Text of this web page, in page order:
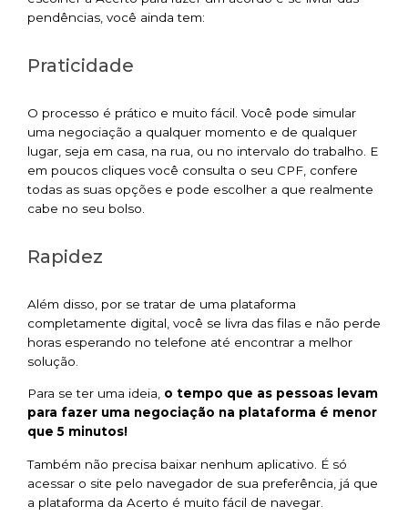
pendências, você ainda tem:
Praticidade
O processo é prático e muito fácil. Você pode simular
uma negociação a qualquer momento e de qualquer
lugar, seja em casa, na rua, ou no intervalo do trabalho. E
em poucos cliques você consulta o seu CPF, confere
todas as suas opções e pode escolher a que realmente
cabe no seu bolso.
Rapidez
Além disso, por se tratar de uma plataforma
completamente digital, você se livra das filas e não perde
horas esperando no telefone até encontrar a melhor
solução.
Para se ter uma ideia, o tempo que as pessoas levam
para fazer uma negociação na plataforma é menor
que 5 minutos!
Também não precisa baixar nenhum aplicativo. É só
acessar o site pelo navegador de sua preferência, já que
a plataforma da Acerto é muito fácil de navegar.